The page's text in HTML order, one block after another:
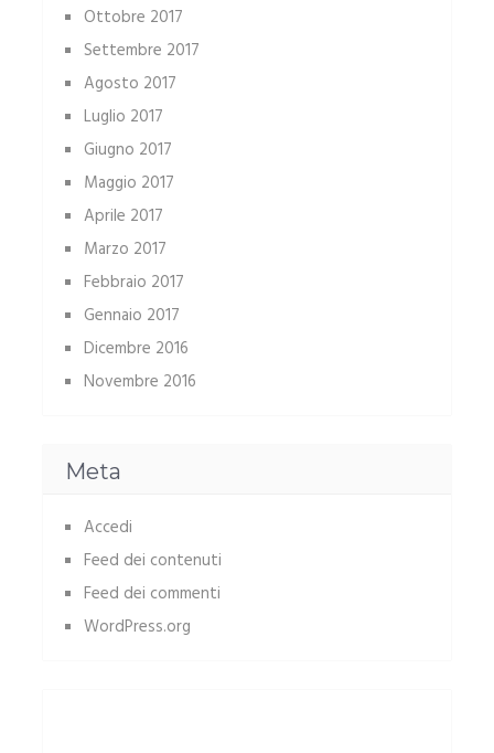
Ottobre 2017
Settembre 2017
Agosto 2017
Luglio 2017
Giugno 2017
Maggio 2017
Aprile 2017
Marzo 2017
Febbraio 2017
Gennaio 2017
Dicembre 2016
Novembre 2016
Meta
Accedi
Feed dei contenuti
Feed dei commenti
WordPress.org